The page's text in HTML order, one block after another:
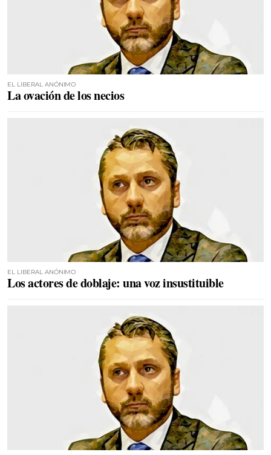
EL LIBERAL ANÓNIMO
La ovación de los necios
EL LIBERAL ANÓNIMO
Los actores de doblaje: una voz insustituible